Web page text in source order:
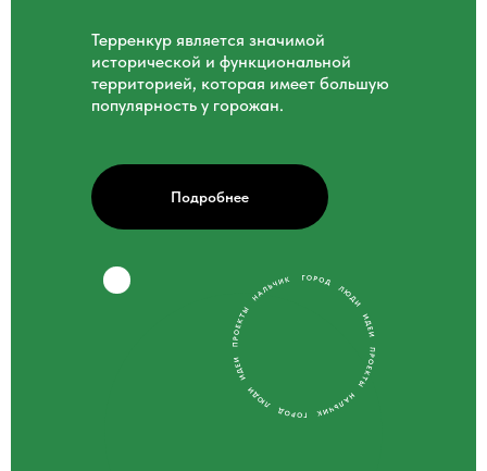
Подробнее
Терренкур является значимой
исторической и функциональной
территорией, которая имеет большую
популярность у горожан.